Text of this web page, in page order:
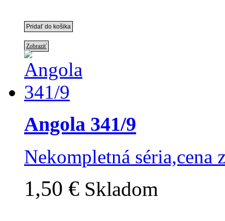
Zobraziť
Angola 341/9
Nekompletná séria,cena
1,50 € Skladom